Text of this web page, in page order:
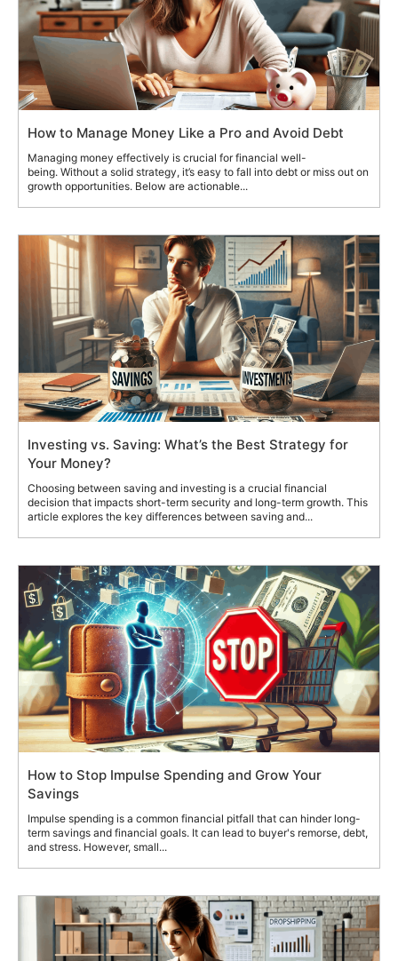
How to Manage Money Like a Pro and Avoid Debt
Managing money effectively is crucial for financial well-
being. Without a solid strategy, it’s easy to fall into debt or miss out on
growth opportunities. Below are actionable...
Investing vs. Saving: What’s the Best Strategy for
Your Money?
Choosing between saving and investing is a crucial financial
decision that impacts short-term security and long-term growth. This
article explores the key differences between saving and...
How to Stop Impulse Spending and Grow Your
Savings
Impulse spending is a common financial pitfall that can hinder long-
term savings and financial goals. It can lead to buyer's remorse, debt,
and stress. However, small...